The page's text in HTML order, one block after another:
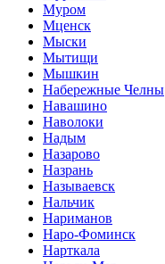
Муром
Мценск
Мыски
Мытищи
Мышкин
Набережные Челны
Навашино
Наволоки
Надым
Назарово
Назрань
Называевск
Нальчик
Нариманов
Наро-Фоминск
Нарткала